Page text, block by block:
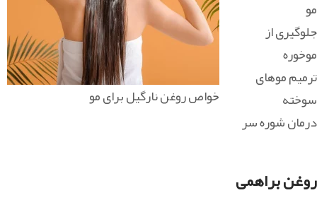
خواص روغن نارگیل برای مو
مو
جلوگیری از
موخوره
ترمیم موهای
سوخته
درمان شوره سر
روغن براهمی